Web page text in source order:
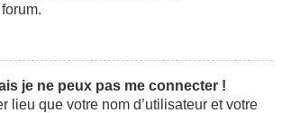
je ne peux pas me connecter !
lieu que votre nom d’utilisateur et votre